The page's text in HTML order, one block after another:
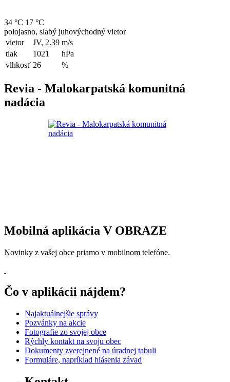
34 °C 17 °C
polojasno, slabý juhovýchodný vietor
vietor
JV, 2.39 m/s
tlak
1021
hPa
vlhkosť 26 %
Revia - Malokarpatská komunitná
nadácia
Mobilná aplikácia V OBRAZE
Novinky z vašej obce priamo v mobilnom telefóne.
Čo v aplikácii nájdem?
Najaktuálnejšie správy
Pozvánky na akcie
Fotografie zo svojej obce
Rýchly kontakt na svoju obec
Dokumenty zverejnené na úradnej tabuli
Formuláre, napríklad hlásenia závad